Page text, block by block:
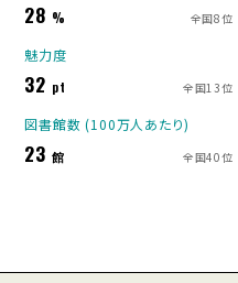
28 % 全国8位
魅力度
32 pt 全国13位
図書館数 (100万人あたり)
23 館 全国40位